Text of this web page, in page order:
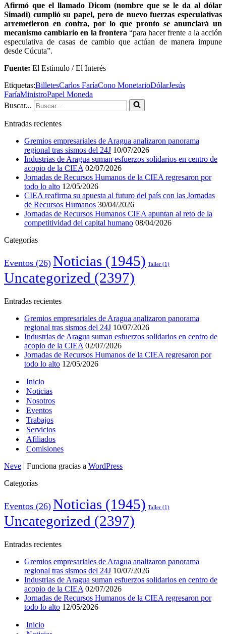
Afirmó que el llamado Dicom (nombre que se le da al dólar
Simadi) cumplió su papel, pero de nuevo fuerzas especulativas
arremetieron en contra, por lo que pronto se anunciará un
mecanismo cambiario en la frontera “para hacer frente a la acción
especulativa de casas de cambio que actúan de manera impune
desde Cúcuta”.
Fuente: El Estímulo / El Interés
Etiquetas:BilletesCarlos FaríaCono MonetarioDólarJesús
FaríaMinistroPapel Moneda
Buscar...
Entradas recientes
Gremios empresariales de Aragua analizaron panorama
regional tras sismos del 24J 10/07/2026
Industrias de Aragua suman esfuerzos solidarios en centro de
acopio de la CIEA 02/07/2026
Jornadas de Recursos Humanos de la CIEA regresaron por
todo lo alto 12/05/2026
CIEA reafirma su apuesta al futuro del país con las Jornadas
de Recursos Humanos 30/04/2026
Jornadas de Recursos Humanos CIEA apuntan al reto de la
competitividad del capital humano 08/04/2026
Categorías
Eventos (26) Noticias (1945) Taller (1)
Uncategorized (2397)
Entradas recientes
Gremios empresariales de Aragua analizaron panorama
regional tras sismos del 24J 10/07/2026
Industrias de Aragua suman esfuerzos solidarios en centro de
acopio de la CIEA 02/07/2026
Jornadas de Recursos Humanos de la CIEA regresaron por
todo lo alto 12/05/2026
Inicio
Noticias
Nosotros
Eventos
Trabajos
Servicios
Afiliados
Comisiones
Neve | Funciona gracias a WordPress
Categorías
Eventos (26) Noticias (1945) Taller (1)
Uncategorized (2397)
Entradas recientes
Gremios empresariales de Aragua analizaron panorama
regional tras sismos del 24J 10/07/2026
Industrias de Aragua suman esfuerzos solidarios en centro de
acopio de la CIEA 02/07/2026
Jornadas de Recursos Humanos de la CIEA regresaron por
todo lo alto 12/05/2026
Inicio